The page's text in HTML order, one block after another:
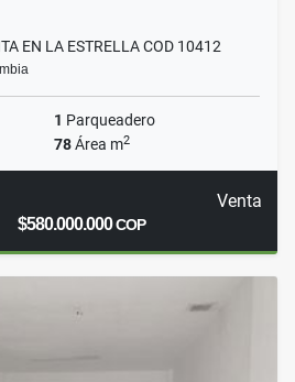
EN LA ESTRELLA COD 10412
1 Parqueadero
78Área m2
Venta
$580.000.000COP